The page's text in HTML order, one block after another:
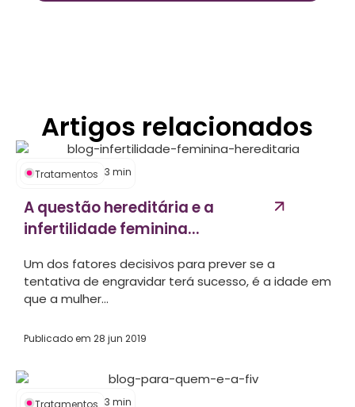
Artigos relacionados
Tratamentos 3 min
A questão hereditária e a
infertilidade feminina...
Um dos fatores decisivos para prever se a
tentativa de engravidar terá sucesso, é a idade em
que a mulher...
Publicado em 28 jun 2019
Tratamentos 3 min